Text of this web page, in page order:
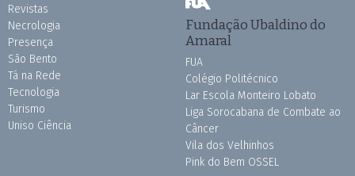
Revistas
Necrologia
Presença
São Bento
Tá na Rede
Tecnologia
Turismo
Uniso Ciência
Fundação Ubaldino do
Amaral
FUA
Colégio Politécnico
Lar Escola Monteiro Lobato
Liga Sorocabana de Combate ao
Câncer
Vila dos Velhinhos
Pink do Bem OSSEL